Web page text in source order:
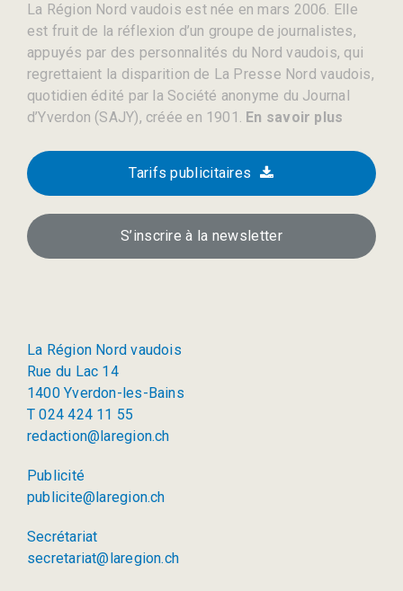
La Région Nord vaudois est née en mars 2006. Elle
est fruit de la réflexion d’un groupe de journalistes,
appuyés par des personnalités du Nord vaudois, qui
regrettaient la disparition de La Presse Nord vaudois,
quotidien édité par la Société anonyme du Journal
d’Yverdon (SAJY), créée en 1901. En savoir plus
Tarifs publicitaires
S’inscrire à la newsletter
La Région Nord vaudois
Rue du Lac 14
1400 Yverdon-les-Bains
T 024 424 11 55
redaction@laregion.ch
Publicité
publicite@laregion.ch
Secrétariat
secretariat@laregion.ch